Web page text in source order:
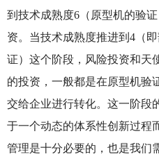
到技术成熟度6（原型机的验
资。当技术成熟度推进到4（
证）这个阶段，风险投资和天
的投资，一般都是在原型机验
交给企业进行转化。这一阶段
于一个动态的体系性创新过程
管理是十分必要的，也是我们